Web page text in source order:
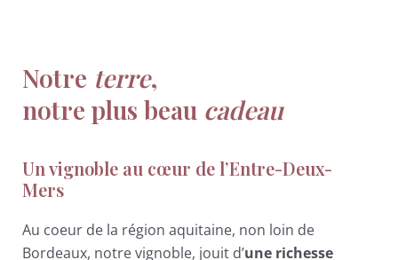
Notre terre,
notre plus beau cadeau
Un vignoble au cœur de l’Entre-Deux-
Mers
Au coeur de la région aquitaine, non loin de
Bordeaux, notre vignoble, jouit d’une richesse